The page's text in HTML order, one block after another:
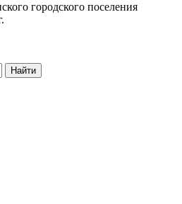
городского поселения